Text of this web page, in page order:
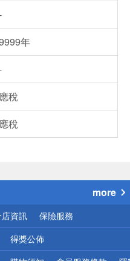
年
應稅
應稅
more
資訊 保險服務
得獎公佈